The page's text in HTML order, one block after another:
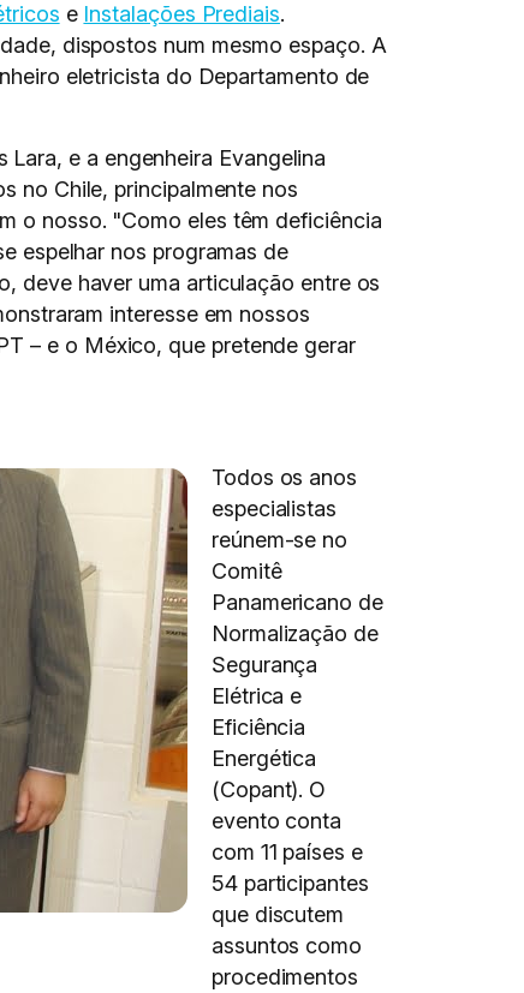
e Instalações Prediais.
dispostos num mesmo espaço. A
eletricista do Departamento de
e a engenheira Evangelina
no Chile, principalmente nos
o nosso. "Como eles têm deficiência
espelhar nos programas de
deve haver uma articulação entre os
interesse em nossos
– e o México, que pretende gerar
Todos os anos
especialistas
reúnem-se no
Comitê
Panamericano de
Normalização de
Segurança
Elétrica e
Eficiência
Energética
(Copant). O
evento conta
com 11 países e
54 participantes
que discutem
assuntos como
procedimentos